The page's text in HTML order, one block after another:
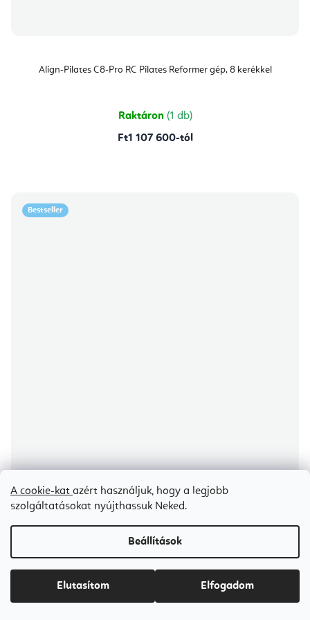
A cookie-kat azért használjuk, hogy a legjobb
szolgáltatásokat nyújthassuk Neked.
Beállítások
Elutasítom Elfogadom
Align-Pilates C8-Pro RC Pilates Reformer gép, 8 kerékkel
Raktáron (1 db)
Ft1 107 600-tól
Bestseller
Align Pilates F3 összecsukható Pilates Reformer otthoni gép, 242 cm
Ideiglenesen elfogyott